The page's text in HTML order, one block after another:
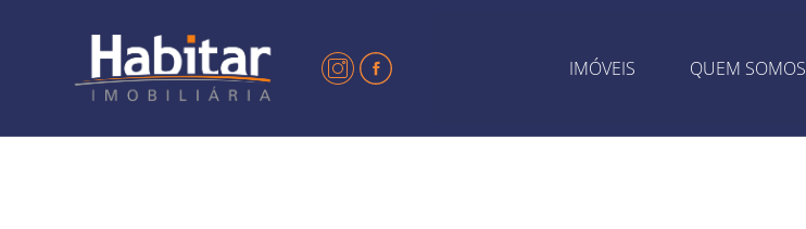
IMÓVEIS QUEM SOMOS